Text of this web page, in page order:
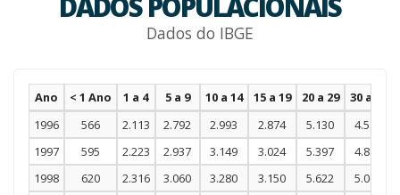
Dados do IBGE
Ano < 1 Ano 1 a 4 5 a 9 10 a 14 15 a 19 20 a 29 30 a 39
1996
566 2.113 2.792 2.993 2.874 5.130
4.575
1997
595 2.223 2.937 3.149 3.024 5.397
4.813
1998
620 2.316 3.060 3.280 3.150 5.622
5.014